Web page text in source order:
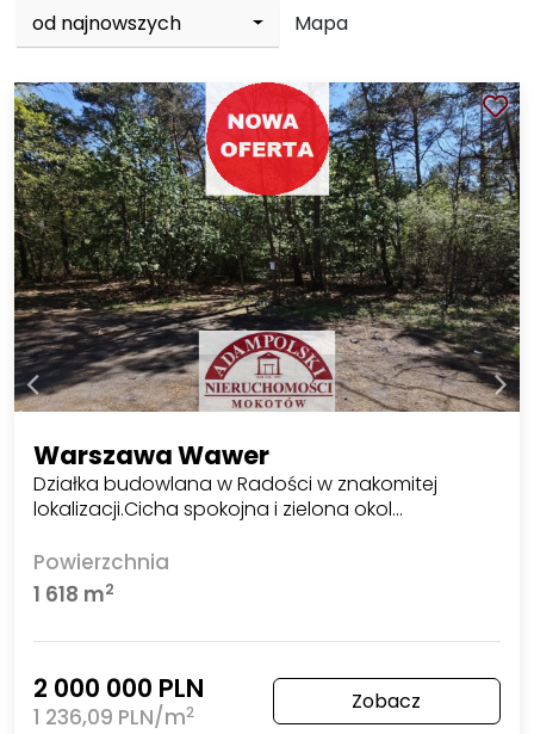
od najnowszych
Mapa
Warszawa Wawer
Działka budowlana w Radości w znakomitej
lokalizacji.Cicha spokojna i zielona okol…
Powierzchnia
1 618 m2
2 000 000 PLN
1 236,09 PLN/m2 Zobacz